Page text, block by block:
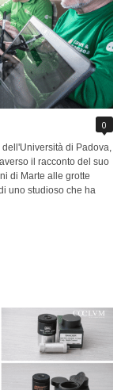
0
di Padova,
il racconto del suo
di Marte alle grotte
uno studioso che ha